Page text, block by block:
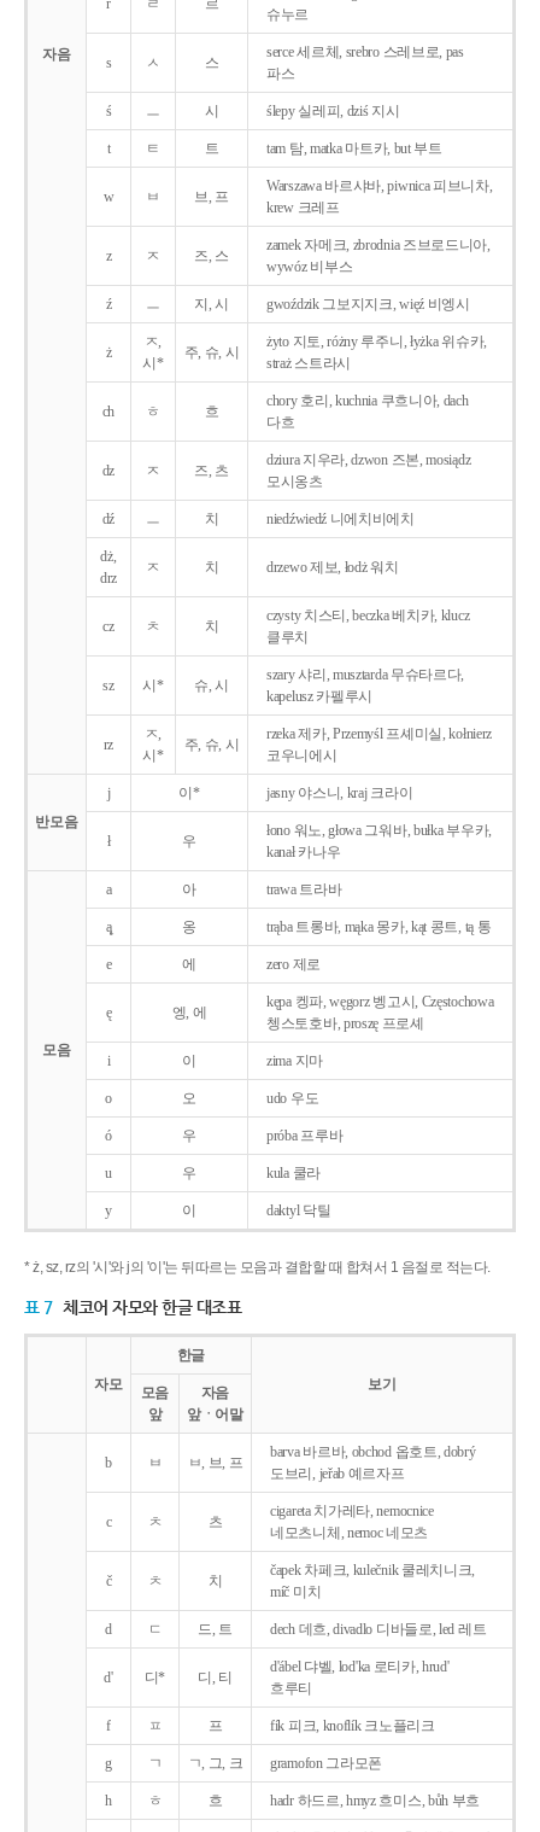
자음
r ㄹ 르
슈누르
s ㅅ 스
serce 세르체, srebro 스레브로, pas
파스
ś ㅡ 시 ślepy 실레피, dziś 지시
t ㅌ 트 tam 탐, matka 마트카, but 부트
w ㅂ 브, 프
Warszawa 바르샤바, piwnica 피브니차,
krew 크레프
z ㅈ 즈, 스
zamek 자메크, zbrodnia 즈브로드니아,
wywóz 비부스
ź ㅡ 지, 시 gwoździk 그보지지크, więź 비엥시
ż
ㅈ,
시*
주, 슈, 시
żyto 지토, różny 루주니, łyżka 위슈카,
straż 스트라시
ch ㅎ 흐
chory 호리, kuchnia 쿠흐니아, dach
다흐
dz ㅈ 즈, 츠
dziura 지우라, dzwon 즈본, mosiądz
모시옹츠
dź ㅡ 치 niedźwiedź 니에치비에치
dż,
drz
ㅈ 치 drzewo 제보, łodż 워치
cz ㅊ 치
czysty 치스티, beczka 베치카, klucz
클루치
sz 시* 슈, 시
szary 샤리, musztarda 무슈타르다,
kapelusz 카펠루시
rz
ㅈ,
시*
주, 슈, 시
rzeka 제카, Przemyśl 프셰미실, kołnierz
코우니에시
반모음
j 이* jasny 야스니, kraj 크라이
ł 우
łono 워노, głowa 그워바, bułka 부우카,
kanał 카나우
모음
a 아 trawa 트라바
ą̨ 옹 trąba 트롱바, mąka 몽카, kąt 콩트, tą 통
e 에 zero 제로
ę 엥, 에
kępa 켕파, węgorz 벵고시, Częstochowa
쳉스토호바, proszę 프로셰
i 이 zima 지마
o 오 udo 우도
ó 우 próba 프루바
u 우 kula 쿨라
y 이 daktyl 닥틸
* ż, sz, rz의 '시'와 j의 '이'는 뒤따르는 모음과 결합할 때 합쳐서 1 음절로 적는다.
표 7 체코어 자모와 한글 대조표
자모
한글
보기
모음
앞
자음
앞ㆍ어말
b ㅂ ㅂ, 브, 프
barva 바르바, obchod 옵호트, dobrý
도브리, jeřab 예르자프
c ㅊ 츠
cigareta 치가레타, nemocnice
네모츠니체, nemoc 네모츠
č ㅊ 치
čapek 차페크, kulečnik 쿨레치니크,
míč 미치
d ㄷ 드, 트 dech 데흐, divadlo 디바들로, led 레트
d' 디* 디, 티
d'ábel 댜벨, lod'ka 로티카, hrud'
흐루티
f ㅍ 프 fík 피크, knoflík 크노플리크
g ㄱ ㄱ, 그, 크 gramofon 그라모폰
h ㅎ 흐 hadr 하드르, hmyz 흐미스, bůh 부흐